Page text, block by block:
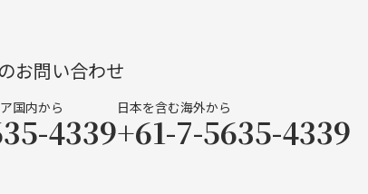
お問い合わせ
国内から
4339
日本を含む海外から
+61-7-5635-4339